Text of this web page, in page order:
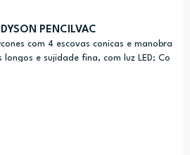
PENCILVAC
com 4 escovas conicas e manobra
longos e sujidade fina, com luz LED; Co